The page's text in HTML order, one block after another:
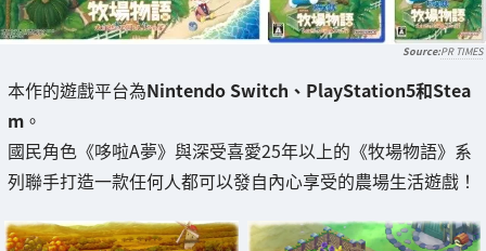
PR TIMES
本作的遊戲平台為Nintendo Switch、PlayStation5和Stea
m 。
國民角色《哆啦A夢》與深受喜愛25年以上的《牧場物語》系
列聯手打造一款任何人都可以發自內心享受的農場生活遊戲！